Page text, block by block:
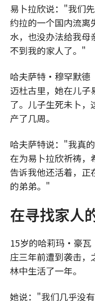
易卜拉欣说："我们
约拉的一个国内流离
水，也没办法给我母
不到我的家人了。"
哈夫萨特·穆罕默德
迈杜古里，她在儿子
了。儿子生死未卜，
产了几周。
哈夫萨特说："我真
在为易卜拉欣祈祷，
告诉我他还活着，正
的弟弟。"
在寻找家人
15岁的哈莉玛·豪瓦
庄三年前遭到袭击，
林中生活了一年。
她说："我们几乎没